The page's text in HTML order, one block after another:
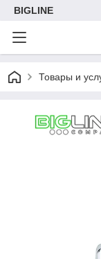
BIGLINE
Товары и